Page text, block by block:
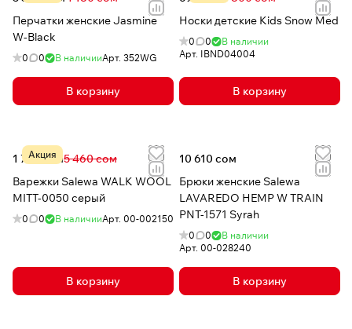
Перчатки женские Jasmine
W-Black
0 0 В наличииАрт. 352WG
В корзину
Носки детские Kids Snow Med
0 0
В наличии
Арт. IBND04004
В корзину
Акция
1 792 сом5 460 сом
Варежки Salewa WALK WOOL
MITT-0050 серый
0 0 В наличииАрт. 00-002150
В корзину
10 610 сом
Брюки женские Salewa
LAVAREDO HEMP W TRAIN
PNT-1571 Syrah
0 0
В наличии
Арт. 00-028240
В корзину